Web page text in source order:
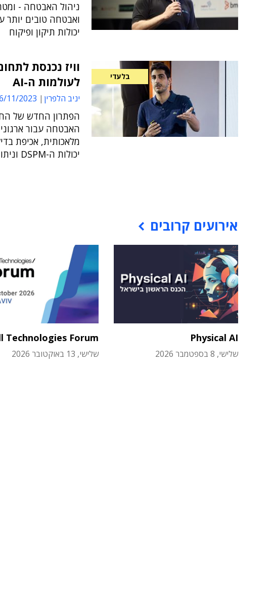
ניהול האבטחה -
יכולות תיקון ופיקוח
בלעדי
וויז נכנסת
לעולמות ה-AI
יניב הלפרין 11/2023 17:00
הפתרון החדש של
האבטחה עבור
מלאכותית, אכיפת
יכולות ה-DSPM וניתוח נתיבי המתקפות ל-AI
אירועים קרובים
Physical AI
שלישי, 8 בספטמבר 2026
Technologies Forum
שלישי, 13 באוקטובר 2026